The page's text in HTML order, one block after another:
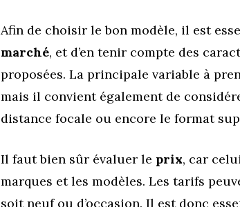
Afin de choisir le bon modèle, il est
marché, et d’en tenir compte des
proposées. La principale variable à
mais il convient également de
distance focale ou encore le format
Il faut bien sûr évaluer le prix, car
marques et les modèles. Les tarifs
soit neuf ou d’occasion. Il est donc